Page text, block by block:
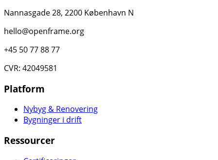
Nannasgade 28, 2200 København N
hello@openframe.org
+45 50 77 88 77
CVR: 42049581
Platform
Nybyg & Renovering
Bygninger i drift
Ressourcer